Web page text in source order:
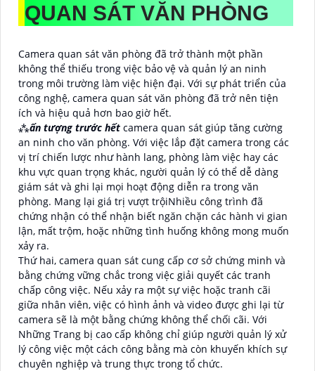
QUAN SÁT VĂN PHÒNG
Camera quan sát văn phòng đã trở thành một phần
không thể thiếu trong việc bảo vệ và quản lý an ninh
trong môi trường làm việc hiện đại. Với sự phát triển của
công nghệ, camera quan sát văn phòng đã trở nên tiện
ích và hiệu quả hơn bao giờ hết.
⁂ấn tượng trước hết camera quan sát giúp tăng cường
an ninh cho văn phòng. Với việc lắp đặt camera trong các
vị trí chiến lược như hành lang, phòng làm việc hay các
khu vực quan trọng khác, người quản lý có thể dễ dàng
giám sát và ghi lại mọi hoạt động diễn ra trong văn
phòng. Mang lại giá trị vượt trộiNhiều công trình đã
chứng nhận có thể nhận biết ngăn chặn các hành vi gian
lận, mất trộm, hoặc những tình huống không mong muốn
xảy ra.
Thứ hai, camera quan sát cung cấp cơ sở chứng minh và
bằng chứng vững chắc trong việc giải quyết các tranh
chấp công việc. Nếu xảy ra một sự việc hoặc tranh cãi
giữa nhân viên, việc có hình ảnh và video được ghi lại từ
camera sẽ là một bằng chứng không thể chối cãi. Với
Những Trang bị cao cấp không chỉ giúp người quản lý xử
lý công việc một cách công bằng mà còn khuyến khích sự
chuyên nghiệp và trung thực trong tổ chức.